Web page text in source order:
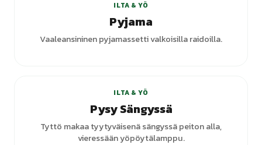
ILTA & YÖ
Pyjama
Vaaleansininen pyjamassetti valkoisilla raidoilla.
ILTA & YÖ
Pysy Sängyssä
Tyttö makaa tyytyväisenä sängyssä peiton alla,
vieressään yöpöytälamppu.